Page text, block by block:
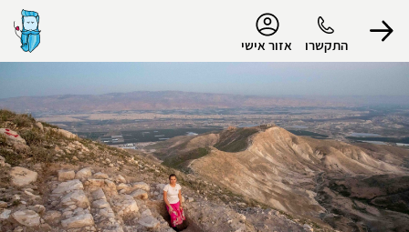
התקשרו אזור אישי
הפרופיל שלי
התנתק